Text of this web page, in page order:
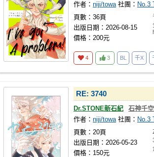
作者： niji/towa 社團： No.3
頁數：36頁
出版日期：2026-08-15
價格：200元
4 3 BL 千X
RE: 3740
Dr.STONE新石紀 石神千
作者： niji/towa 社團： No.3
頁數：20頁
出版日期：2026-05-23
價格：150元